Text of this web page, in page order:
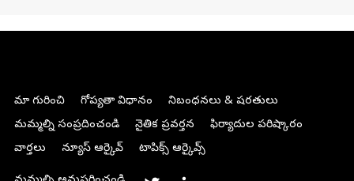
మా గురించి గోప్యతా విధానం
నిబంధనలు & షరతులు
మమ్మల్ని సంప్రదించండి
నైతిక ప్రవర్తన
ఫిర్యాదుల పరిష్కారం
వార్తలు
న్యూస్ ఆర్కైవ్ టాపిక్స్ ఆర్కైవ్స్